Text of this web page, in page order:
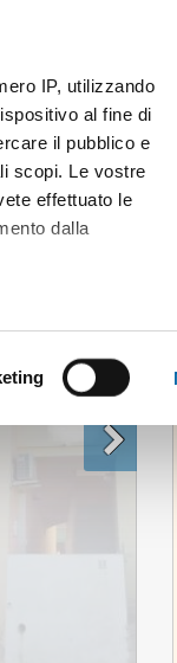
IP, utilizzando
al fine di
il pubblico e
scopi. Le vostre
effettuato le
dalla
specifiche
nella
sezione
sui cookie.
social media e
il nostro sito
quali potrebbero
dei loro